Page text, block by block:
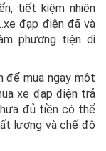
tiết kiệm nhiên
đạp điện đã và
phương tiện di
để mua ngay một
xe đạp điện trả
đủ tiền có thể
lượng và chế độ